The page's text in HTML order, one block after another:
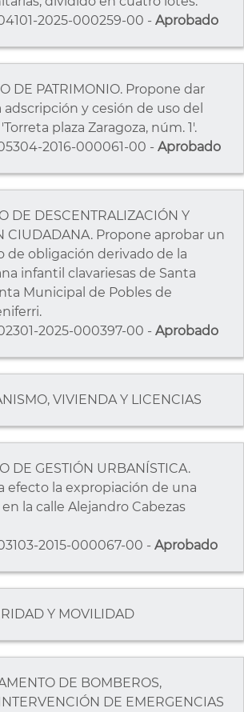
2025-000259-00 - Aprobado
DE PATRIMONIO. Propone dar
adscripción y cesión de uso del
plaza Zaragoza, núm. 1'.
2016-000061-00 - Aprobado
DE DESCENTRALIZACIÓN Y
CIUDADANA. Propone aprobar un
de obligación derivado de la
infantil clavariesas de Santa
Municipal de Pobles de
2025-000397-00 - Aprobado
VIVIENDA Y LICENCIAS
DE GESTIÓN URBANÍSTICA.
efecto la expropiación de una
la calle Alejandro Cabezas
2015-000067-00 - Aprobado
Y MOVILIDAD
DE BOMBEROS,
DE EMERGENCIAS